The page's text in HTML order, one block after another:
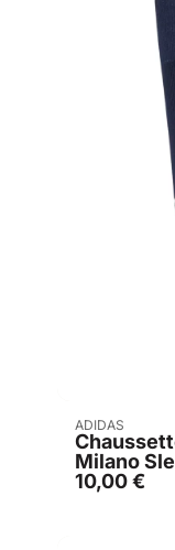
ADIDAS
Milano
10,00€